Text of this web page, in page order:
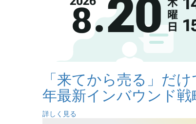
「来てから売る」だ
年最新インバウンド戦
詳しく見る